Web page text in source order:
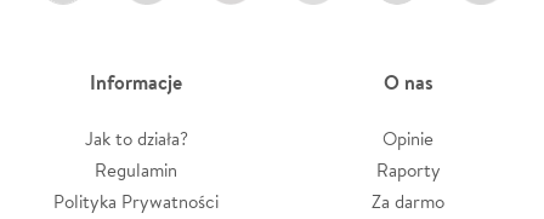
Informacje
Jak to działa?
Regulamin
Polityka Prywatności
O nas
Opinie
Raporty
Za darmo